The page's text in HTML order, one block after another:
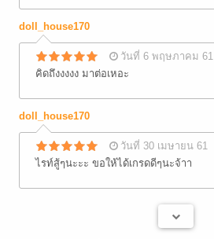
doll_house170
วันที่ 6 พฤษภาคม 61
คิดถึงงงงง มาต่อเหอะ
doll_house170
วันที่ 30 เมษายน 61
ไรท์สู้ๆนะะะ ขอให้ได้เกรดดีๆนะจ้าา